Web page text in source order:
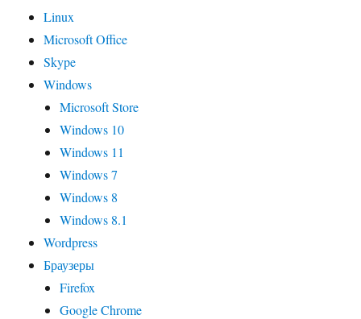
Linux
Microsoft Office
Skype
Windows
Microsoft Store
Windows 10
Windows 11
Windows 7
Windows 8
Windows 8.1
Wordpress
Браузеры
Firefox
Google Chrome